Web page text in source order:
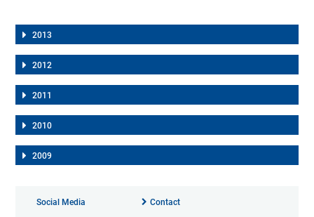
2013
2012
2011
2010
2009
Social Media Contact